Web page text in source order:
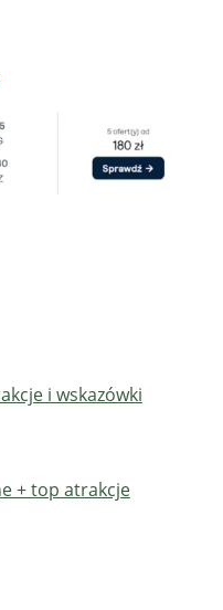
i wskazówki
+ top atrakcje